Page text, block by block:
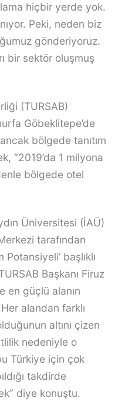
hiçbir yerde yok.
Peki, neden biz
gönderiyoruz.
bir sektör oluşmuş
(TURSAB)
Göbeklitepe’de
bölgede tanıtım
“2019’da 1 milyona
bölgede otel
Üniversitesi (İAÜ)
tarafından
başlıklı
Başkanı Firuz
en güçlü alanın
alandan farklı
altını çizen
nedeniyle o
Türkiye için çok
takdirde
diye konuştu.